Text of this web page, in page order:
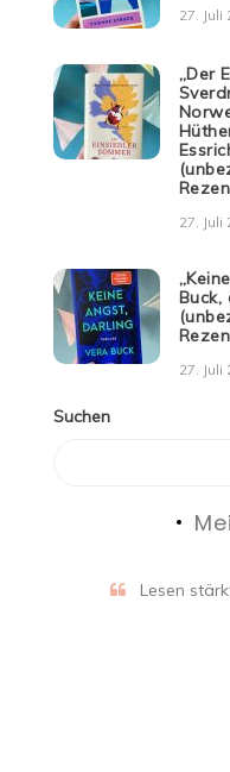
27. Juli
„Der
27. Juli
Buck,
27. Juli
Suchen
Lesen